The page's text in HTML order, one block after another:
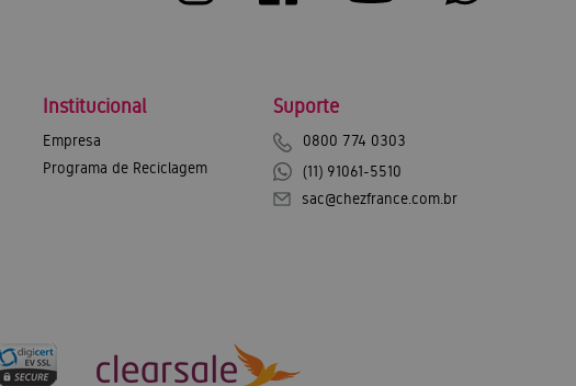
Institucional
Empresa
Programa de Reciclagem
Suporte
0800 774 0303
(11) 91061-5510
sac@chezfrance.com.br